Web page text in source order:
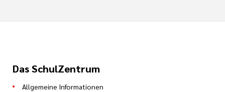
Das SchulZentrum
Allgemeine Informationen